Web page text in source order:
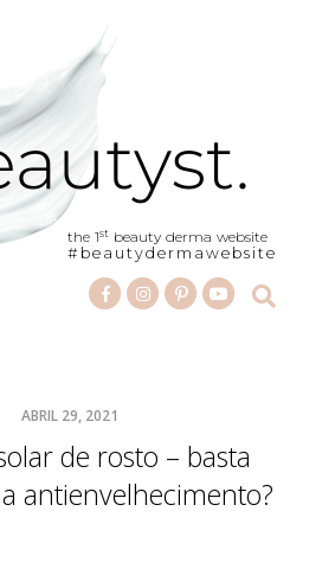
the 1st beauty derma website
#beautydermawebsite
ABRIL 29, 2021
de rosto – basta
antienvelhecimento?